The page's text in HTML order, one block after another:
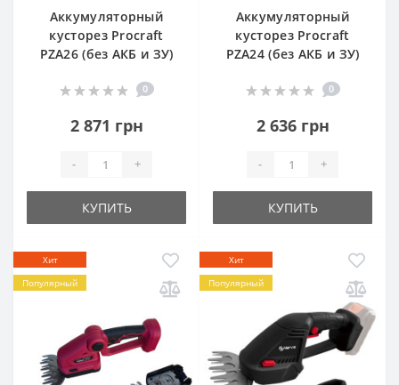
Аккумуляторный
кусторез Procraft
PZA26 (без АКБ и ЗУ)
0
2 871 грн
- +
КУПИТЬ
Аккумуляторный
кусторез Procraft
PZA24 (без АКБ и ЗУ)
0
2 636 грн
- +
КУПИТЬ
Хит
Популярный
Хит
Популярный